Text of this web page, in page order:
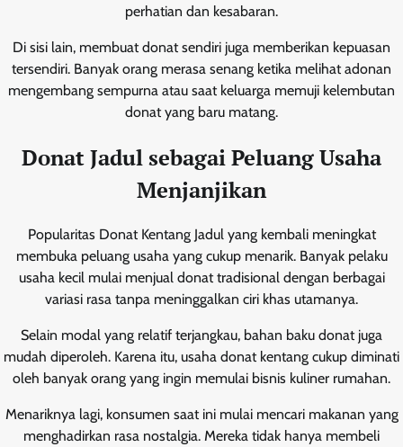
perhatian dan kesabaran.
Di sisi lain, membuat donat sendiri juga memberikan kepuasan
tersendiri. Banyak orang merasa senang ketika melihat adonan
mengembang sempurna atau saat keluarga memuji kelembutan
donat yang baru matang.
Donat Jadul sebagai Peluang Usaha
Menjanjikan
Popularitas Donat Kentang Jadul yang kembali meningkat
membuka peluang usaha yang cukup menarik. Banyak pelaku
usaha kecil mulai menjual donat tradisional dengan berbagai
variasi rasa tanpa meninggalkan ciri khas utamanya.
Selain modal yang relatif terjangkau, bahan baku donat juga
mudah diperoleh. Karena itu, usaha donat kentang cukup diminati
oleh banyak orang yang ingin memulai bisnis kuliner rumahan.
Menariknya lagi, konsumen saat ini mulai mencari makanan yang
menghadirkan rasa nostalgia. Mereka tidak hanya membeli